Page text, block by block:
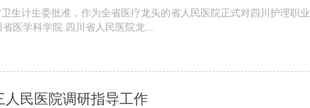
生计生委批准，作为全省医疗龙头的省人民医院正式对四川护理职业
医学科学院.四川省人民医院龙...
人民医院调研指导工作